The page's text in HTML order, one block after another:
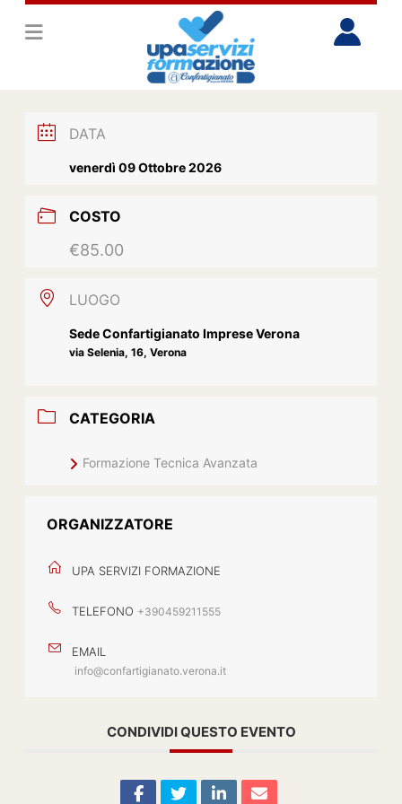
DATA
venerdì 09 Ottobre 2026
COSTO
€85.00
LUOGO
Sede Confartigianato Imprese Verona
via Selenia, 16, Verona
CATEGORIA
Formazione Tecnica Avanzata
ORGANIZZATORE
UPA SERVIZI FORMAZIONE
TELEFONO +390459211555
EMAIL
info@confartigianato.verona.it
CONDIVIDI QUESTO EVENTO